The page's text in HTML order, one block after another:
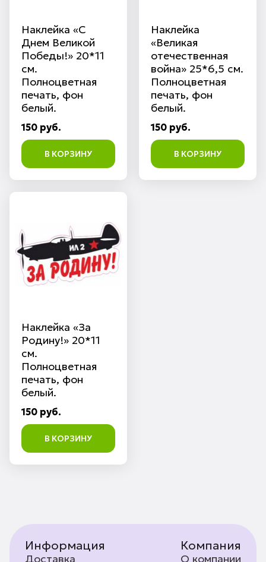
Наклейка «С
Днем Великой
Победы!» 20*11
см.
Полноцветная
печать, фон
белый.
150 руб.
В КОРЗИНУ
Наклейка
«Великая
отечественная
война» 25*6,5 см.
Полноцветная
печать, фон
белый.
150 руб.
В КОРЗИНУ
Наклейка «За
Родину!» 20*11
см.
Полноцветная
печать, фон
белый.
150 руб.
В КОРЗИНУ
Информация
Доставка
Компания
О компании